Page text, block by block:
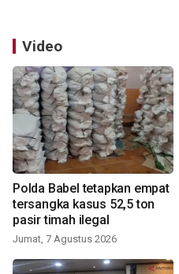
Video
Polda Babel tetapkan empat
tersangka kasus 52,5 ton
pasir timah ilegal
Jumat, 7 Agustus 2026